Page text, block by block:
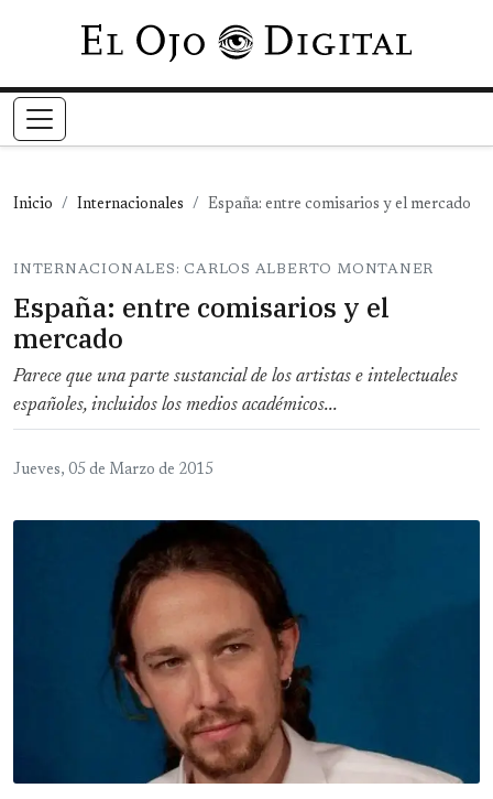
Pasar al contenido principal
Inicio Internacionales España: entre comisarios y el mercado
INTERNACIONALES: CARLOS ALBERTO MONTANER
España: entre comisarios y el
mercado
Parece que una parte sustancial de los artistas e intelectuales
españoles, incluidos los medios académicos...
Jueves, 05 de Marzo de 2015